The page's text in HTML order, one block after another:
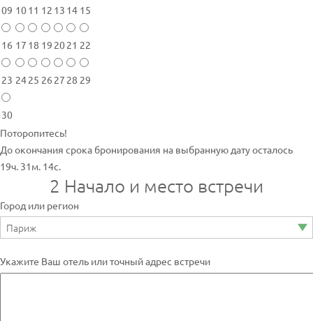
09 1011 12 13 14 15
16 17 18 19 2021 22
23 2425 26 27 28 29
30
Поторопитесь!
До окончания срока бронирования на выбранную дату осталось
19ч. 31м. 14с.
2 Начало и место встречи
Город или регион
Укажите Ваш отель или точный адрес встречи